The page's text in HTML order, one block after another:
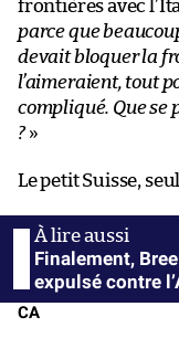
frontières avec
parce que
devait bloquer la
l’aimeraient, tout
compliqué. Que se
?»
Le petit Suisse,
Finalement,
expulsé contre
CA